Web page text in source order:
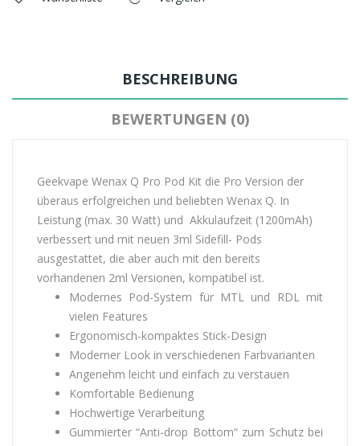
BESCHREIBUNG
BEWERTUNGEN (0)
Geekvape Wenax Q Pro Pod Kit die Pro Version der
überaus erfolgreichen und beliebten Wenax Q. In
Leistung (max. 30 Watt) und Akkulaufzeit (1200mAh)
verbessert und mit neuen 3ml Sidefill- Pods
ausgestattet, die aber auch mit den bereits
vorhandenen 2ml Versionen, kompatibel ist.
Modernes Pod-System für MTL und RDL mit
vielen Features
Ergonomisch-kompaktes Stick-Design
Moderner Look in verschiedenen Farbvarianten
Angenehm leicht und einfach zu verstauen
Komfortable Bedienung
Hochwertige Verarbeitung
Gummierter “Anti-drop Bottom“ zum Schutz bei